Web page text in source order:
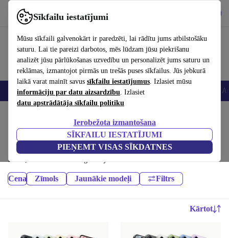
Sīkfailu iestatījumi
Mūsu sīkfaili galvenokārt ir paredzēti, lai rādītu jums atbilstošāku
saturu. Lai tie pareizi darbotos, mēs lūdzam jūsu piekrišanu
analizēt jūsu pārlūkošanas uzvedību un personalizēt jums saturu un
reklāmas, izmantojot pirmās un trešās puses sīkfailus. Jūs jebkurā
laikā varat mainīt savus sīkfailu iestatījumus. Izlasiet mūsu
informāciju par datu aizsardzību. Izlasiet
datu apstrādātāja sīkfailu politiku
Ierobežota izmantošana
SĪKFAILU IESTATĪJUMI
PIEŅEMT VISAS SĪKDATNES
Izmantojiet refurbed ātri un viegli
Viedtālruņi Portatīvie datori Planšetes Viedpulksteņi
Mobilie tālruņi un viedtālruņi:
Atjaunoti mobilie tālruņi un viedtālruņi – lētāki nekā jauni, labāki nekā
lietoti, vismaz 12 mēnešu garantija
Cena Zīmols Jaunākie modeļi Filtrs
Kārtot